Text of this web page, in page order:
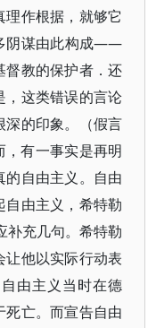
作根据，就够它
阴谋由此构成——
督教的保护者．还
，这类错误的言论
深的印象。（假言
有一事实是再明
自由主义。自由
由主义，希特勒
补充几句。希特勒
他以实际行动表
由主义当时在德
亡。而宣告自由